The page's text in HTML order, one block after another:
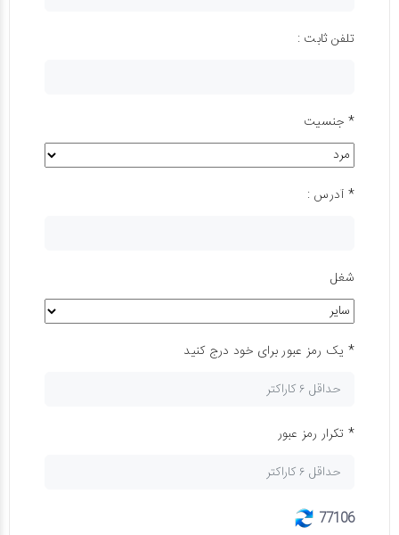
تلفن ثابت :
* جنسیت
* آدرس :
شغل
* یک رمز عبور برای خود درج کنید
* تکرار رمز عبور
77106